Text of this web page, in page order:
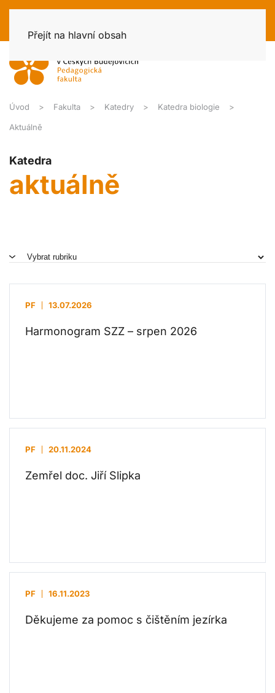
Přejít na hlavní obsah
Úvod Fakulta Katedry Katedra biologie
Aktuálně
Katedra
aktuálně
PF 13.07.2026
Harmonogram SZZ – srpen 2026
PF 20.11.2024
Zemřel doc. Jiří Slipka
PF 16.11.2023
Děkujeme za pomoc s čištěním jezírka